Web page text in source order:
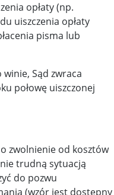
opłaty (np.
uiszczenia opłaty
pisma lub
Sąd zwraca
połowę uiszczonej
zwolnienie od kosztów
trudną sytuacją
do pozwu
(wzór jest dostępny